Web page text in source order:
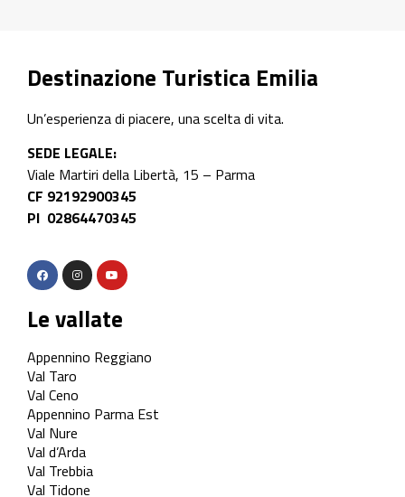
Destinazione Turistica Emilia
Un’esperienza di piacere, una scelta di vita.
SEDE LEGALE:
Viale Martiri della Libertà, 15 – Parma
CF 92192900345
PI 02864470345
Le vallate
Appennino Reggiano
Val Taro
Val Ceno
Appennino Parma Est
Val Nure
Val d’Arda
Val Trebbia
Val Tidone